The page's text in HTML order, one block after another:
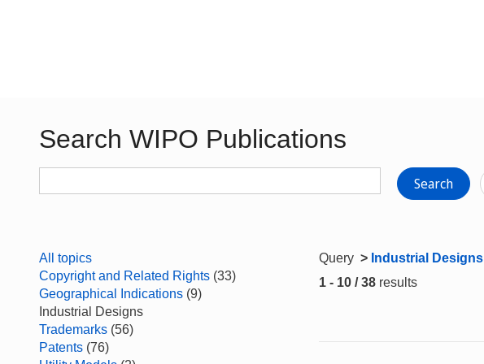
Search WIPO Publications
Search
All topics
Copyright and Related Rights (33)
Geographical Indications (9)
Industrial Designs
Trademarks (56)
Patents (76)
Query > Industrial Designs
1 - 10 / 38 results